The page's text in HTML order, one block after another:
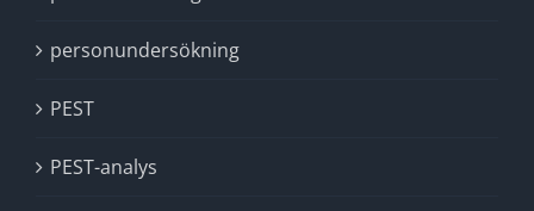
personundersökning
PEST
PEST-analys